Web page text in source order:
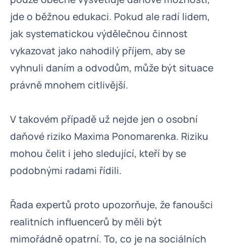
jde o běžnou edukaci. Pokud ale radí lidem,
jak systematickou výdělečnou činnost
vykazovat jako nahodilý příjem, aby se
vyhnuli daním a odvodům, může být situace
právně mnohem citlivější.
V takovém případě už nejde jen o osobní
daňové riziko Maxima Ponomarenka. Riziku
mohou čelit i jeho sledující, kteří by se
podobnými radami řídili.
Řada expertů proto upozorňuje, že fanoušci
realitních influencerů by měli být
mimořádně opatrní. To, co je na sociálních